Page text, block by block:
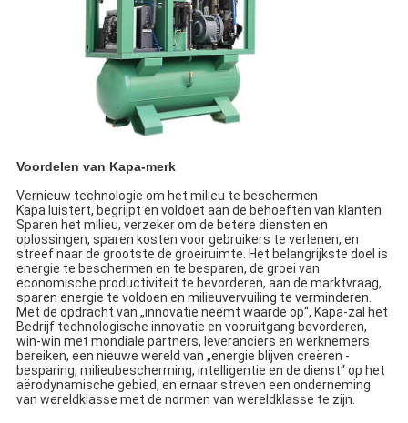
Voordelen van Kapa-merk
Vernieuw technologie om het milieu te beschermen
Kapa luistert, begrijpt en voldoet aan de behoeften van klanten
Sparen het milieu, verzeker om de betere diensten en
oplossingen, sparen kosten voor gebruikers te verlenen, en
streef naar de grootste de groeiruimte. Het belangrijkste doel is
energie te beschermen en te besparen, de groei van
economische productiviteit te bevorderen, aan de marktvraag,
sparen energie te voldoen en milieuvervuiling te verminderen.
Met de opdracht van „innovatie neemt waarde op“, Kapa-zal het
Bedrijf technologische innovatie en vooruitgang bevorderen,
win-win met mondiale partners, leveranciers en werknemers
bereiken, een nieuwe wereld van „energie blijven creëren -
besparing, milieubescherming, intelligentie en de dienst“ op het
aërodynamische gebied, en ernaar streven een onderneming
van wereldklasse met de normen van wereldklasse te zijn.